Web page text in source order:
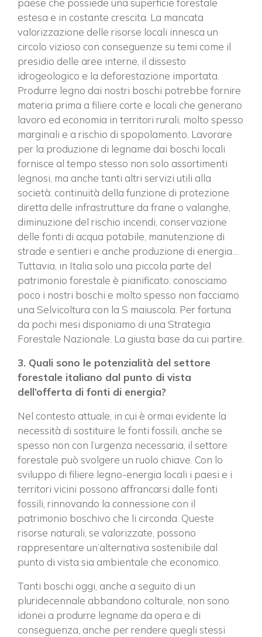
paese che possiede una superficie forestale
estesa e in costante crescita. La mancata
valorizzazione delle risorse locali innesca un
circolo vizioso con conseguenze su temi come il
presidio delle aree interne, il dissesto
idrogeologico e la deforestazione importata.
Produrre legno dai nostri boschi potrebbe fornire
materia prima a filiere corte e locali che generano
lavoro ed economia in territori rurali, molto spesso
marginali e a rischio di spopolamento. Lavorare
per la produzione di legname dai boschi locali
fornisce al tempo stesso non solo assortimenti
legnosi, ma anche tanti altri servizi utili alla
società: continuità della funzione di protezione
diretta delle infrastrutture da frane o valanghe,
diminuzione del rischio incendi, conservazione
delle fonti di acqua potabile, manutenzione di
strade e sentieri e anche produzione di energia…
Tuttavia, in Italia solo una piccola parte del
patrimonio forestale è pianificato: conosciamo
poco i nostri boschi e molto spesso non facciamo
una Selvicoltura con la S maiuscola. Per fortuna
da pochi mesi disponiamo di una Strategia
Forestale Nazionale. La giusta base da cui partire.
3. Quali sono le potenzialità del settore
forestale italiano dal punto di vista
dell’offerta di fonti di energia?
Nel contesto attuale, in cui è ormai evidente la
necessità di sostituire le fonti fossili, anche se
spesso non con l’urgenza necessaria, il settore
forestale può svolgere un ruolo chiave. Con lo
sviluppo di filiere legno-energia locali i paesi e i
territori vicini possono affrancarsi dalle fonti
fossili, rinnovando la connessione con il
patrimonio boschivo che li circonda. Queste
risorse naturali, se valorizzate, possono
rappresentare un’alternativa sostenibile dal
punto di vista sia ambientale che economico.
Tanti boschi oggi, anche a seguito di un
pluridecennale abbandono colturale, non sono
idonei a produrre legname da opera e di
conseguenza, anche per rendere quegli stessi
Vuoi restare in contatto con
FIPER e ricevere notizie e
aggiornamenti?
ISCRIVITI ALLA NEWSLETTER